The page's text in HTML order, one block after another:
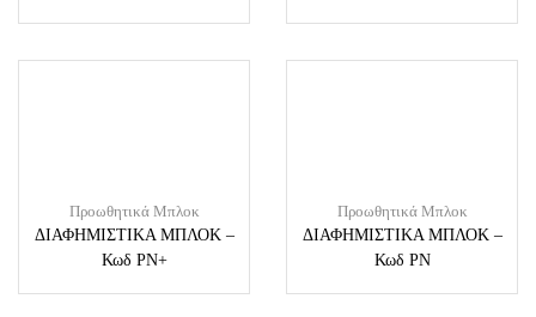
Προωθητικά Μπλοκ
ΔΙΑΦΗΜΙΣΤΙΚΑ ΜΠΛΟΚ –
Κωδ PN+
Προωθητικά Μπλοκ
ΔΙΑΦΗΜΙΣΤΙΚΑ ΜΠΛΟΚ –
Κωδ PN